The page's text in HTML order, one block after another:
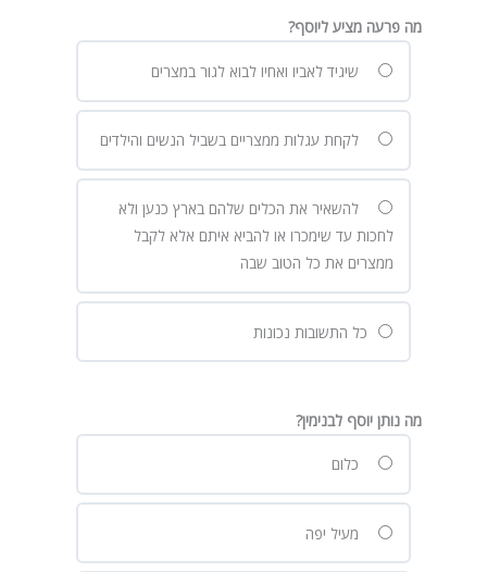
מה פרעה מציע ליוסף?
שיגיד לאביו ואחיו לבוא לגור במצרים
לקחת עגלות ממצריים בשביל הנשים והילדים
להשאיר את הכלים שלהם בארץ כנען ולא
לחכות עד שימכרו או להביא איתם אלא לקבל
ממצרים את כל הטוב שבה
כל התשובות נכונות
מה נותן יוסף לבנימין?
כלום
מעיל יפה